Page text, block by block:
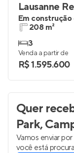
Lausanne
Em construção
208 m²
3
Venda a partir de
R$ 1.595.600
Quer
Park,
Vamos enviar
você está